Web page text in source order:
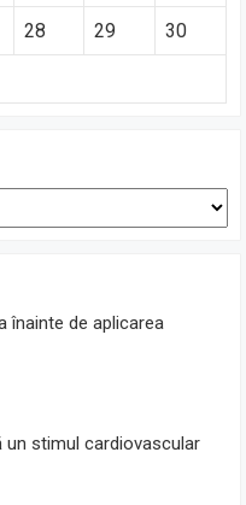
28 29 30
înainte de aplicarea
stimul cardiovascular